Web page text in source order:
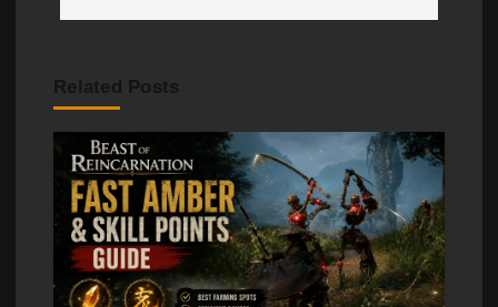
и
я
з
Related Posts